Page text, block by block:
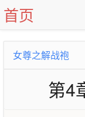
首页
女尊之解战袍
第4